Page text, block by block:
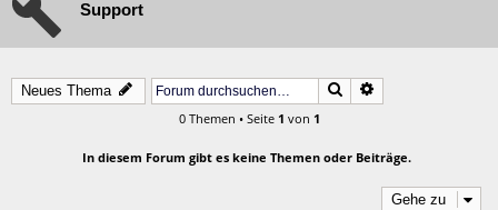
Support
Neues Thema Suche
0 Themen • Seite 1 von 1
In diesem Forum gibt es keine Themen oder Beiträge.
Gehe zu